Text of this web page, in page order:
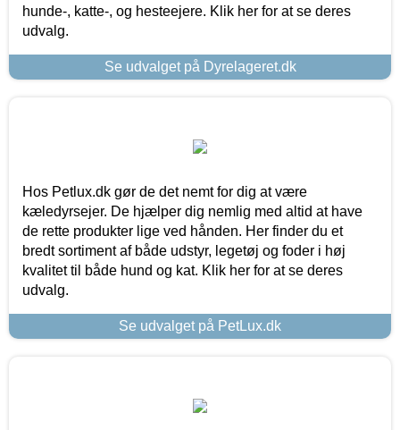
hunde-, katte-, og hesteejere. Klik her for at se deres
udvalg.
Se udvalget på Dyrelageret.dk
Hos Petlux.dk gør de det nemt for dig at være
kæledyrsejer. De hjælper dig nemlig med altid at have
de rette produkter lige ved hånden. Her finder du et
bredt sortiment af både udstyr, legetøj og foder i høj
kvalitet til både hund og kat. Klik her for at se deres
udvalg.
Se udvalget på PetLux.dk